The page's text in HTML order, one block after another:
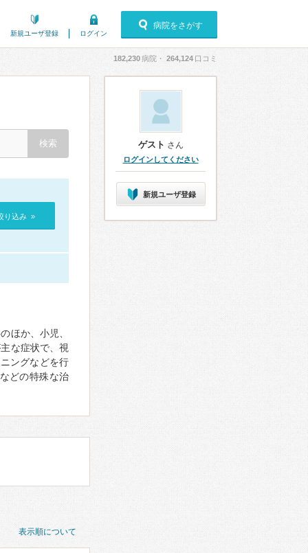
新規ユーザ登録 ログイン
病院をさがす
182,230病院・ 264,124 口コミ
り込み »
ほか、小児、
な症状で、視
ングなどを行
どの特殊な治
表示順について
ゲスト さん
ログインしてください
新規ユーザ登録